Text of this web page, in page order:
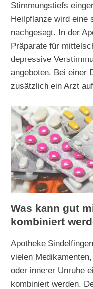
Stimmungstiefs
Heilpflanze wird eine
nachgesagt. In der
Präparate für
depressive
angeboten. Bei einer
zusätzlich ein Arzt
Was kann gut
kombiniert
Apotheke
vielen
oder innerer Unruhe
kombiniert werden.